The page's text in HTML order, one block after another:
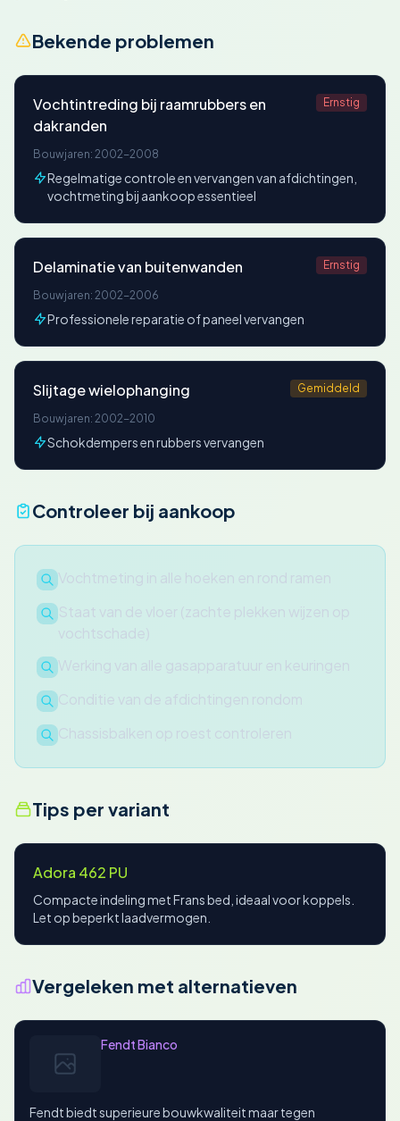
Bekende problemen
Vochtintreding bij raamrubbers en
dakranden
Ernstig
Bouwjaren: 2002-2008
Regelmatige controle en vervangen van afdichtingen,
vochtmeting bij aankoop essentieel
Delaminatie van buitenwanden Ernstig
Bouwjaren: 2002-2006
Professionele reparatie of paneel vervangen
Slijtage wielophanging Gemiddeld
Bouwjaren: 2002-2010
Schokdempers en rubbers vervangen
Controleer bij aankoop
Vochtmeting in alle hoeken en rond ramen
Staat van de vloer (zachte plekken wijzen op
vochtschade)
Werking van alle gasapparatuur en keuringen
Conditie van de afdichtingen rondom
Chassisbalken op roest controleren
Tips per variant
Adora 462 PU
Compacte indeling met Frans bed, ideaal voor koppels.
Let op beperkt laadvermogen.
Vergeleken met alternatieven
Fendt Bianco
Fendt biedt superieure bouwkwaliteit maar tegen